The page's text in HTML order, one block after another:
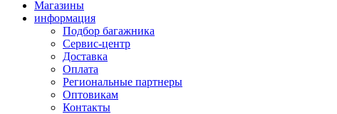
Магазины
информация
Подбор багажника
Сервис-центр
Доставка
Оплата
Региональные партнеры
Оптовикам
Контакты